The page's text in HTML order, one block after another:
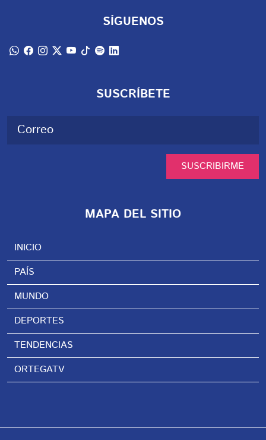
SÍGUENOS
SUSCRÍBETE
SUSCRIBIRME
MAPA DEL SITIO
INICIO
PAÍS
MUNDO
DEPORTES
TENDENCIAS
ORTEGATV